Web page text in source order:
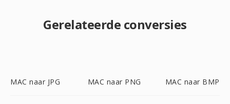
Gerelateerde conversies
MAC naar JPG MAC naar PNG MAC naar BMP